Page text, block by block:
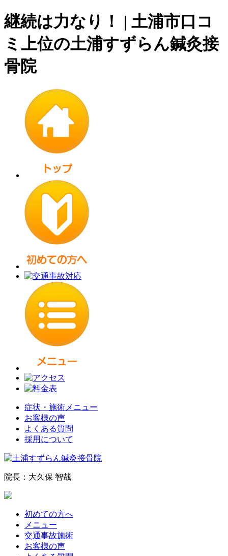
継続は力なり！ | 土浦市口コ
ミ上位の土浦すずらん鍼灸接
骨院
症状・施術メニュー
お客様の声
よくある質問
採用について
院長：大久保 智哉
初めての方へ
メニュー
交通事故施術
お客様の声